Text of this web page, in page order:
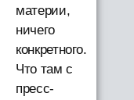
материи,
ничего
конкретного.
Что там с
пресс-